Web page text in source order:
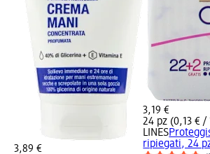
3,89 €
3,19 €
24 pz (0,13 € /
LINES
ripiegati, 24